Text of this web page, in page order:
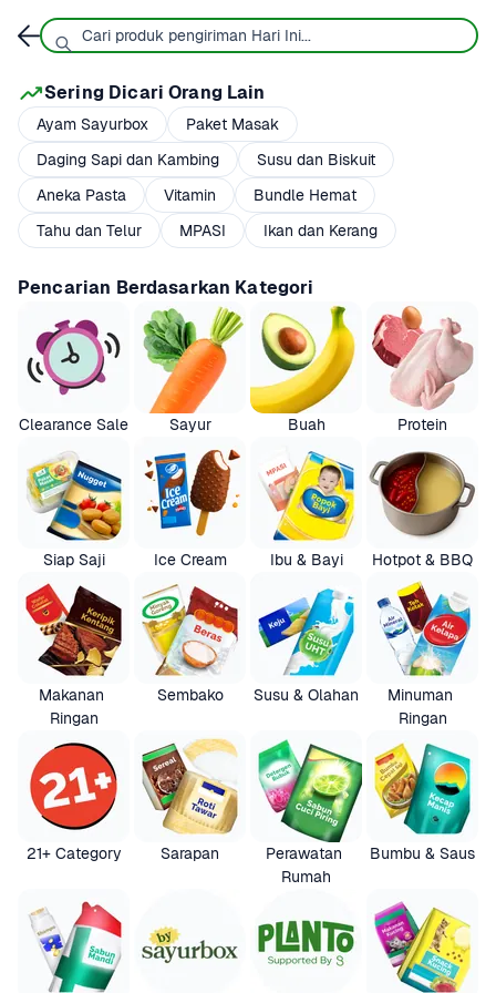
Sering Dicari Orang Lain
Ayam Sayurbox
Paket Masak
Daging Sapi dan Kambing
Susu dan Biskuit
Aneka Pasta
Vitamin
Bundle Hemat
Tahu dan Telur
MPASI Ikan dan Kerang
Pencarian Berdasarkan Kategori
Clearance Sale Sayur Buah Protein
Siap Saji Ice Cream Ibu & Bayi Hotpot & BBQ
Makanan
Ringan
Sembako Susu & Olahan
Minuman
Ringan
21+ Category Sarapan
Perawatan
Rumah
Bumbu & Saus